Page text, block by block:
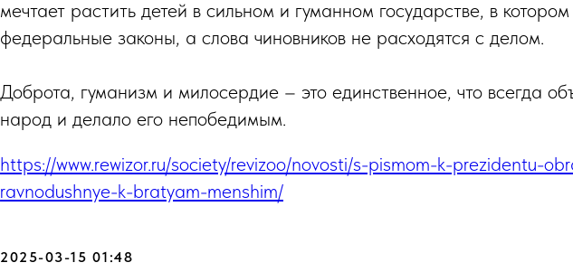
мечтает растить детей в сильном и гуманном государстве, в
федеральные законы, а слова чиновников не расходятся с делом.
Доброта, гуманизм и милосердие – это единственное, что всегда
народ и делало его непобедимым.
https://www.rewizor.ru/society/revizoo/novosti/s-pismom-k-prezidentu-
ravnodushnye-k-bratyam-menshim/
2025-03-15 01:48